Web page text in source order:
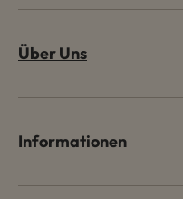
Über Uns
Informationen